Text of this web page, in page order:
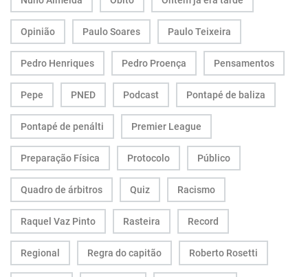
Opinião Paulo Soares Paulo Teixeira
Pedro Henriques Pedro Proença Pensamentos
Pepe PNED Podcast Pontapé de baliza
Pontapé de penálti Premier League
Preparação Física Protocolo Público
Quadro de árbitros Quiz Racismo
Raquel Vaz Pinto Rasteira Record
Regional Regra do capitão Roberto Rosetti